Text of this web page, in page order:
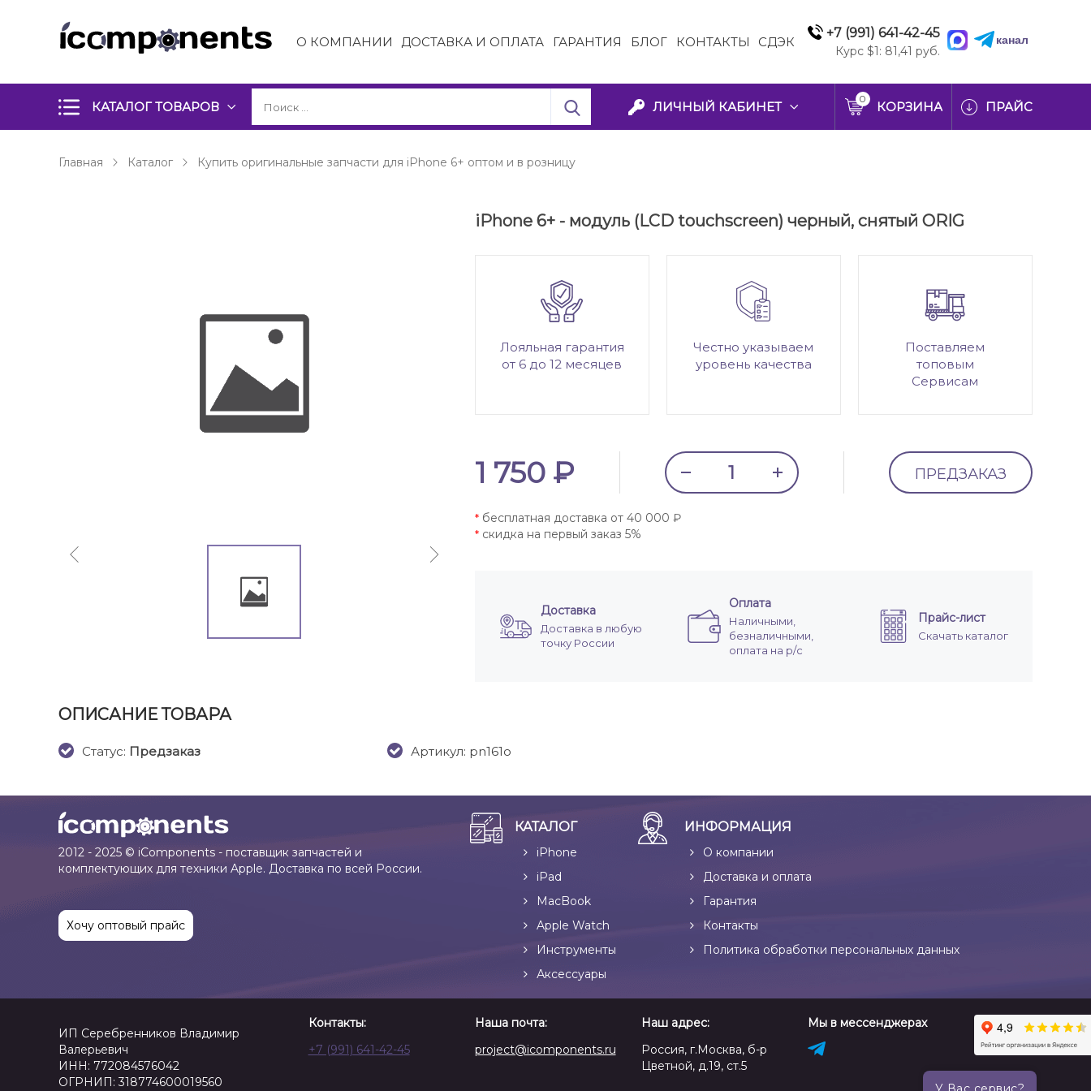
О КОМПАНИИ ДОСТАВКА И ОПЛАТА ГАРАНТИЯ БЛОГ КОНТАКТЫ СДЭК
+7 (991) 641-42-45
Курс $1: 81,41 руб.
канал
КАТАЛОГ ТОВАРОВ ЛИЧНЫЙ КАБИНЕТ
0
КОРЗИНА ПРАЙС
Главная Каталог Купить оригинальные запчасти для iPhone 6+ оптом и в розницу
iPhone 6+ - модуль (LCD touchscreen) черный, снятый ORIG
Лояльная гарантия
от 6 до 12 месяцев
Честно указываем
уровень качества
Поставляем
топовым
Сервисам
1 750 ₽ ПРЕДЗАКАЗ
*бесплатная доставка от 40 000 ₽
*скидка на первый заказ 5%
Доставка
Доставка в любую
точку России
Оплата
Наличными,
безналичными,
оплата на р/с
Прайс-лист
Скачать каталог
ОПИСАНИЕ ТОВАРА
Cтатус: Предзаказ Артикул: pn161o
2012 - 2025 © iComponents - поставщик запчастей и
комплектующих для техники Apple. Доставка по всей России.
Хочу оптовый прайс
КАТАЛОГ
iPhone
iPad
MacBook
Apple Watch
Инструменты
Аксессуары
ИНФОРМАЦИЯ
О компании
Доставка и оплата
Гарантия
Контакты
Политика обработки персональных данных
ИП Серебренников Владимир
Валерьевич
ИНН: 772084576042
ОГРНИП: 318774600019560
Контакты:
+7 (991) 641-42-45
Наша почта:
project@icomponents.ru
Наш адрес:
Россия, г.Москва, б-р
Цветной, д.19, ст.5
Мы в мессенджерах